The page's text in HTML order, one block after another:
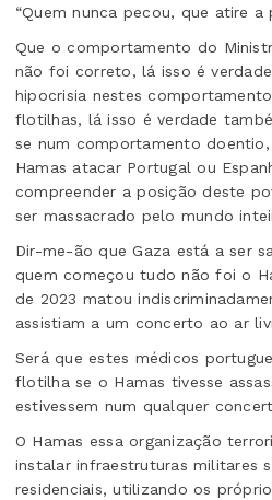
“Quem nunca pecou, que atire a
Que o comportamento do
não foi correto, lá isso é
hipocrisia nestes
flotilhas, lá isso é verdade
se num comportamento
Hamas atacar Portugal ou
compreender a posição deste
ser massacrado pelo mundo
Dir-me-ão que Gaza está a ser
quem começou tudo não foi o
de 2023 matou
assistiam a um concerto ao ar
Será que estes médicos
flotilha se o Hamas tivesse
estivessem num qualquer
O Hamas essa organização
instalar infraestruturas militares
residenciais, utilizando os